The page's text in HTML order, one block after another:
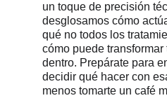
un toque de precisión
desglosamos cómo
qué no todos los
cómo puede
dentro. Prepárate para
decidir qué hacer con
menos tomarte un café